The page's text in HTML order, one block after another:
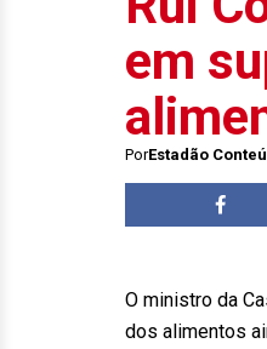
em
PorEstadão
O ministro da
dos alimentos